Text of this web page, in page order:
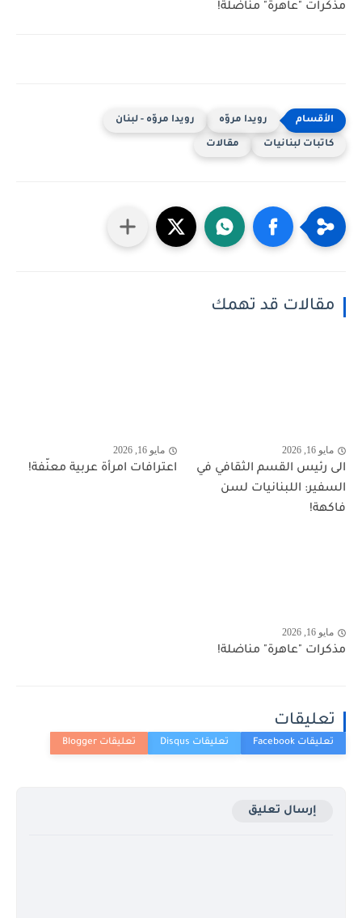
مذكرات "عاهرة" مناضلة!
رويدا مروّه رويدا مروّه - لبنان
كاتبات لبنانيات مقالات
مقالات قد تهمك
مايو 16, 2026
الى رئيس القسم الثقافي في
السفير: اللبنانيات لسن
فاكهة!
مايو 16, 2026
اعترافات امرأة عربية معنّفة!
مايو 16, 2026
مذكرات "عاهرة" مناضلة!
تعليقات
إرسال تعليق